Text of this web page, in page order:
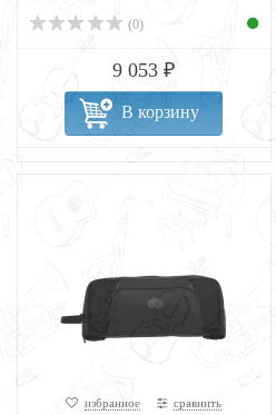
(0)
9 053 ₽
В корзину
избранное сравнить